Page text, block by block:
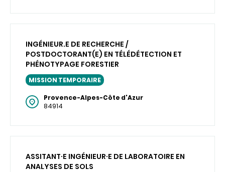
INGÉNIEUR.E DE RECHERCHE /
POSTDOCTORANT(E) EN TÉLÉDÉTECTION ET
PHÉNOTYPAGE FORESTIER
MISSION TEMPORAIRE
Provence-Alpes-Côte d'Azur
84914
ASSITANT·E INGÉNIEUR·E DE LABORATOIRE EN
ANALYSES DE SOLS